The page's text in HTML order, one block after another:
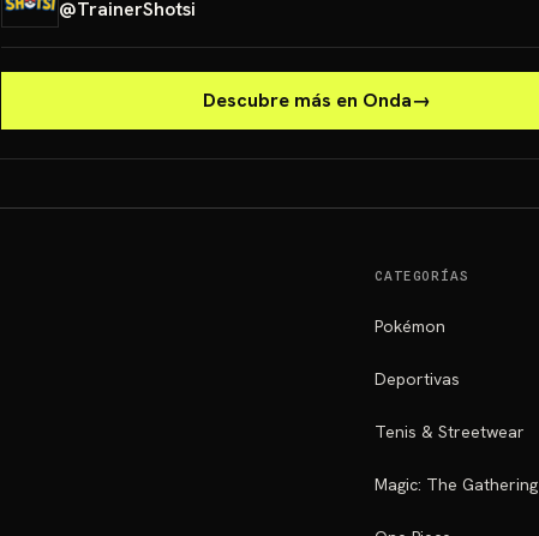
@TrainerShotsi
Descubre más en Onda→
CATEGORÍAS
Pokémon
Deportivas
Tenis & Streetwear
Magic: The Gathering